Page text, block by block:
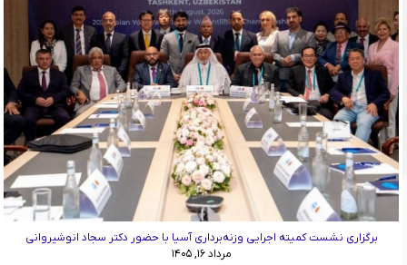
برگزاری نشست کمیته اجرایی وزنه‌برداری آسیا با حضور دکتر سجاد انوشیروانی
مرداد ۱۶, ۱۴۰۵